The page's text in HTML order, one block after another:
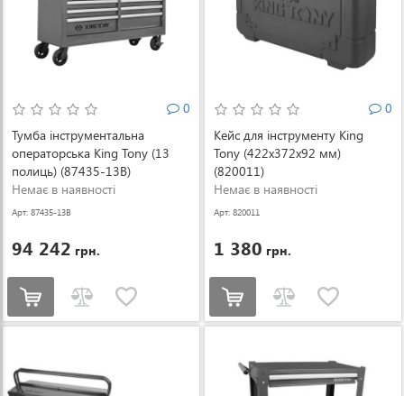
0
Тумба інструментальна
операторська King Tony (13
полиць) (87435-13B)
Немає в наявності
Арт: 87435-13B
94 242 грн.
0
Кейс для інструменту King
Tony (422х372х92 мм)
(820011)
Немає в наявності
Арт: 820011
1 380 грн.